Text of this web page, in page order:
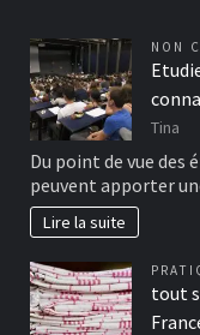
NON
Tina
Du point de vue des
peuvent apporter
Lire la suite
tout